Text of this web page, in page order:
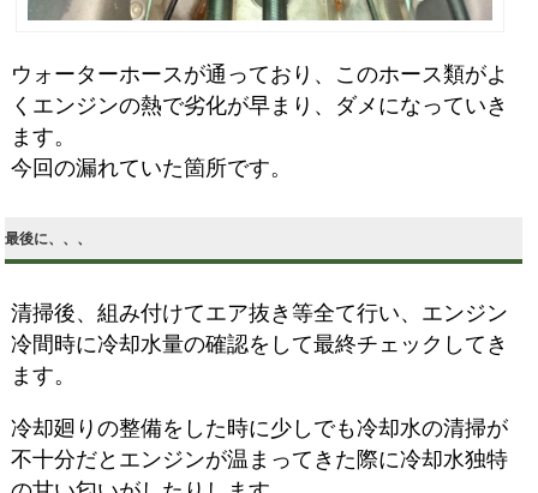
ウォーターホースが通っており、このホース類がよ
くエンジンの熱で劣化が早まり、ダメになっていき
ます。
今回の漏れていた箇所です。
最後に、、、
清掃後、組み付けてエア抜き等全て行い、エンジン
冷間時に冷却水量の確認をして最終チェックしてき
ます。
冷却廻りの整備をした時に少しでも冷却水の清掃が
不十分だとエンジンが温まってきた際に冷却水独特